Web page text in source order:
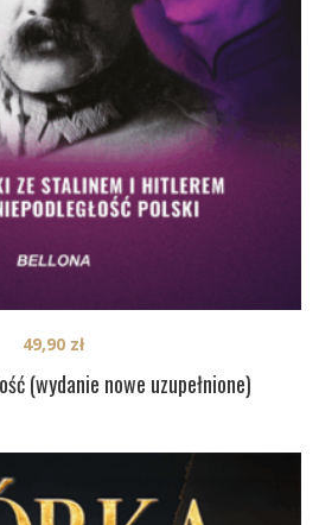
(wydanie nowe uzupełnione)
49,90 zł